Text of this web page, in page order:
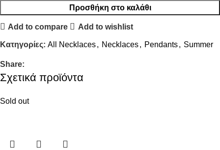
Προσθήκη στο καλάθι
Add to compare Add to wishlist
Κατηγορίες: All Necklaces, Necklaces, Pendants, Summer
Share:
Σχετικά προϊόντα
Sold out